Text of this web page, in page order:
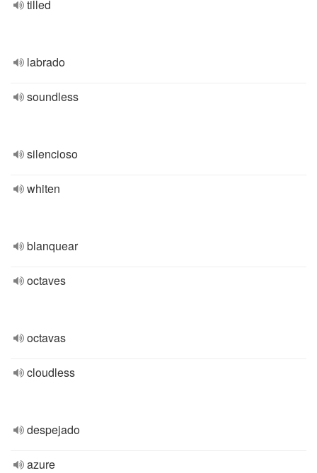
tilled
labrado
soundless
silencioso
whiten
blanquear
octaves
octavas
cloudless
despejado
azure